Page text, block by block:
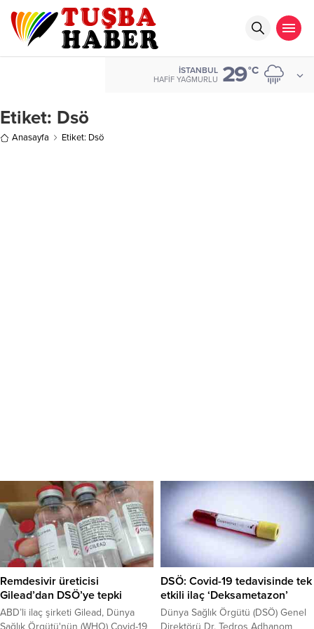
İSTANBUL
HAFIF YAĞMURLU 29°C
Etiket: Dsö
Anasayfa Etiket: Dsö
Remdesivir üreticisi
Gilead’dan DSÖ’ye tepki
ABD’li ilaç şirketi Gilead, Dünya
DSÖ: Covid-19 tedavisinde tek
etkili ilaç ‘Deksametazon’
Dünya Sağlık Örgütü (DSÖ) Genel